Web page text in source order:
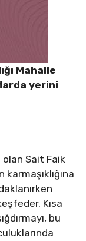
Mahalle
yerini
Sait Faik
Kısa
bu